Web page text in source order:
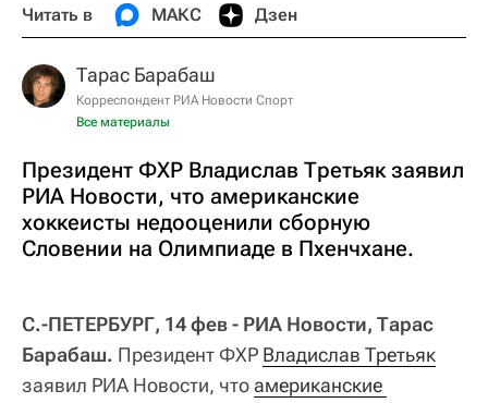
Читать в МАКС Дзен
Тарас Барабаш
Корреспондент РИА Новости Спорт
Все материалы
Президент ФХР Владислав Третьяк заявил
РИА Новости, что американские
хоккеисты недооценили сборную
Словении на Олимпиаде в Пхенчхане.
С.-ПЕТЕРБУРГ, 14 фев - РИА Новости, Тарас
Барабаш. Президент ФХР Владислав Третьяк
заявил РИА Новости, чтоамериканские